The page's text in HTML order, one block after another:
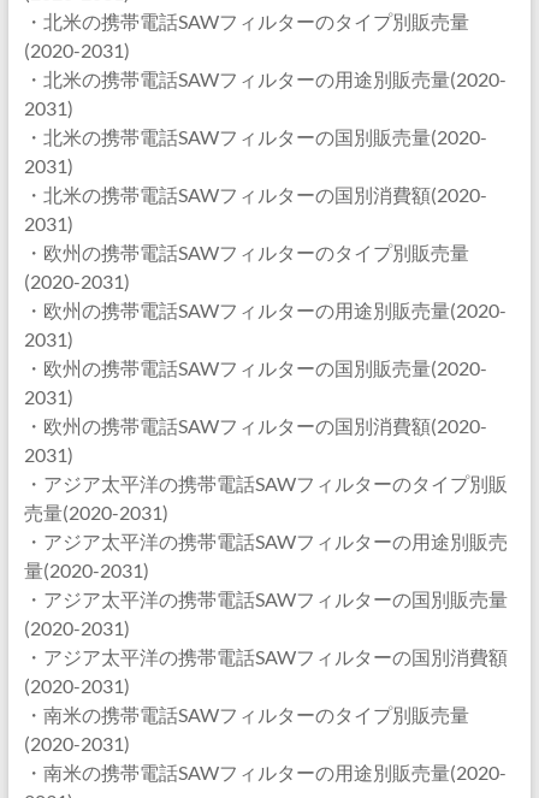
・北米の携帯電話SAWフィルターのタイプ別販売量
(2020-2031)
・北米の携帯電話SAWフィルターの用途別販売量(2020-
2031)
・北米の携帯電話SAWフィルターの国別販売量(2020-
2031)
・北米の携帯電話SAWフィルターの国別消費額(2020-
2031)
・欧州の携帯電話SAWフィルターのタイプ別販売量
(2020-2031)
・欧州の携帯電話SAWフィルターの用途別販売量(2020-
2031)
・欧州の携帯電話SAWフィルターの国別販売量(2020-
2031)
・欧州の携帯電話SAWフィルターの国別消費額(2020-
2031)
・アジア太平洋の携帯電話SAWフィルターのタイプ別販
売量(2020-2031)
・アジア太平洋の携帯電話SAWフィルターの用途別販売
量(2020-2031)
・アジア太平洋の携帯電話SAWフィルターの国別販売量
(2020-2031)
・アジア太平洋の携帯電話SAWフィルターの国別消費額
(2020-2031)
・南米の携帯電話SAWフィルターのタイプ別販売量
(2020-2031)
・南米の携帯電話SAWフィルターの用途別販売量(2020-